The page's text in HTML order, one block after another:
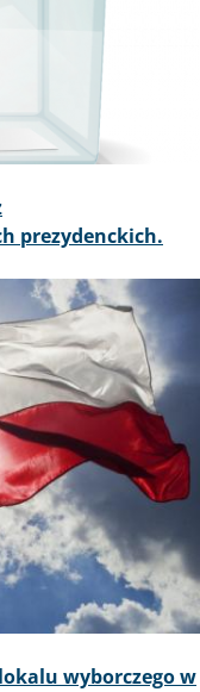
prezydenckich.
wyborczego w